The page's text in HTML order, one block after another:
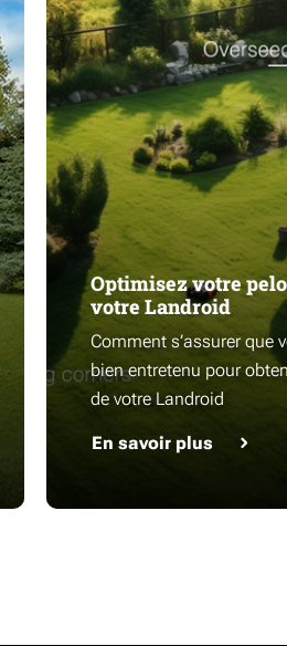
Optimisez votre
votre Landroid
Comment s’assurer que
bien entretenu pour
de votre Landroid
En savoir plus